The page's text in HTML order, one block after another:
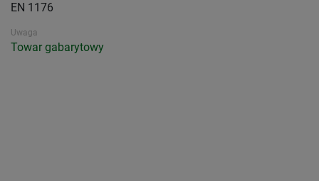
EN 1176
Uwaga
Towar gabarytowy